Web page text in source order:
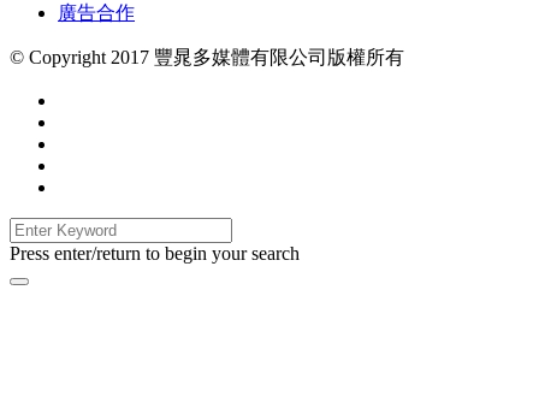
廣告合作
© Copyright 2017 豐晁多媒體有限公司版權所有
Press enter/return to begin your search